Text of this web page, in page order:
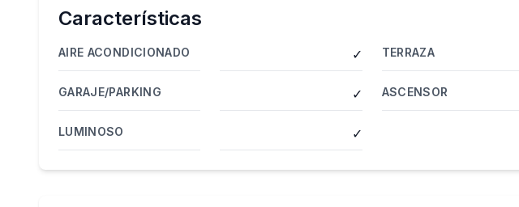
Características
AIRE ACONDICIONADO ✓ TERRAZA
GARAJE/PARKING ✓ ASCENSOR
LUMINOSO ✓